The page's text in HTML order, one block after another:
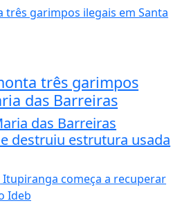
três garimpos
das Barreiras
das Barreiras
destruiu estrutura usada